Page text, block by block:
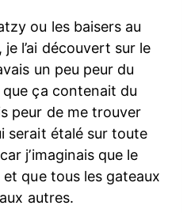
ou les baisers au
l’ai découvert sur le
un peu peur du
ça contenait du
peur de me trouver
serait étalé sur toute
j’imaginais que le
que tous les gateaux
autres.